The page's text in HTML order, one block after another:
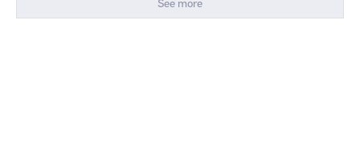
See more